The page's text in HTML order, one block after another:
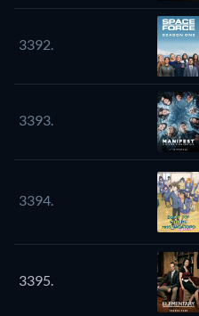
3392.
3393.
3394.
3395.